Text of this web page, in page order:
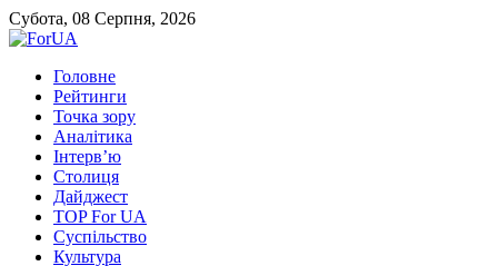
Субота, 08 Серпня, 2026
Головне
Рейтинги
Точка зору
Аналітика
Інтерв’ю
Столиця
Дайджест
TOP For UA
Суспiльство
Культура